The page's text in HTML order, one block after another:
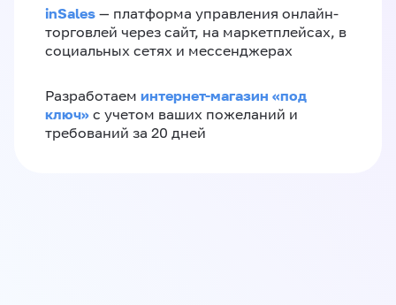
inSales — платформа управления онлайн-
торговлей через сайт, на маркетплейсах, в
социальных сетях и мессенджерах
Разработаем интернет-магазин «‎под
ключ»‎ с учетом ваших пожеланий и
требований за 20 дней